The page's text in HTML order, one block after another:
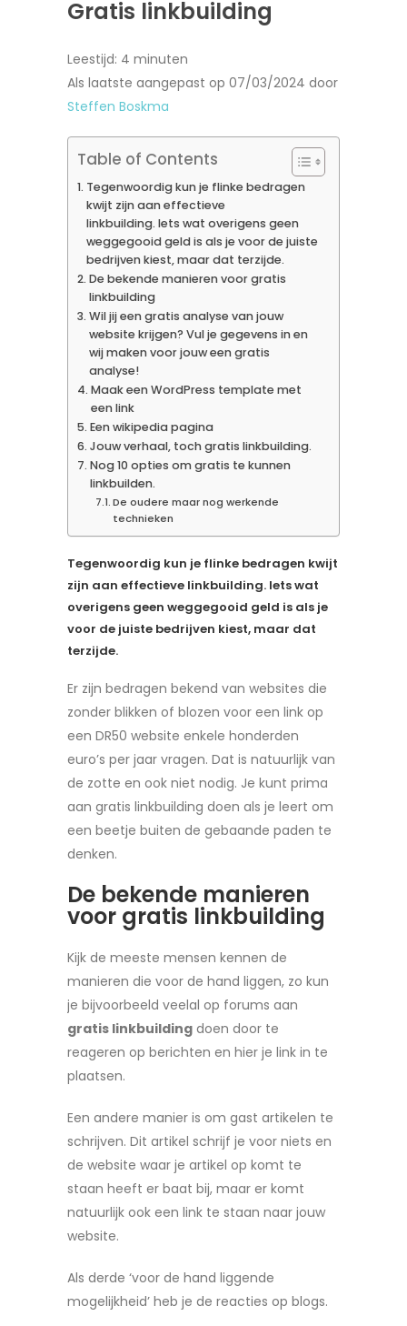
Gratis linkbuilding
Leestijd: 4 minuten
Als laatste aangepast op 07/03/2024 door
Steffen Boskma
Table of Contents
Tegenwoordig kun je flinke bedragen
kwijt zijn aan effectieve
linkbuilding. Iets wat overigens geen
weggegooid geld is als je voor de juiste
bedrijven kiest, maar dat terzijde.
De bekende manieren voor gratis
linkbuilding
Wil jij een gratis analyse van jouw
website krijgen? Vul je gegevens in en
wij maken voor jouw een gratis
analyse!
Maak een WordPress template met
een link
Een wikipedia pagina
Jouw verhaal, toch gratis linkbuilding.
Nog 10 opties om gratis te kunnen
linkbuilden.
De oudere maar nog werkende
technieken
Tegenwoordig kun je flinke bedragen kwijt
zijn aan effectieve linkbuilding. Iets wat
overigens geen weggegooid geld is als je
voor de juiste bedrijven kiest, maar dat
terzijde.
Er zijn bedragen bekend van websites die
zonder blikken of blozen voor een link op
een DR50 website enkele honderden
euro’s per jaar vragen. Dat is natuurlijk van
de zotte en ook niet nodig. Je kunt prima
aan gratis linkbuilding doen als je leert om
een beetje buiten de gebaande paden te
denken.
De bekende manieren
voor gratis linkbuilding
Kijk de meeste mensen kennen de
manieren die voor de hand liggen, zo kun
je bijvoorbeeld veelal op forums aan
gratis linkbuilding doen door te
reageren op berichten en hier je link in te
plaatsen.
Een andere manier is om gast artikelen te
schrijven. Dit artikel schrijf je voor niets en
de website waar je artikel op komt te
staan heeft er baat bij, maar er komt
natuurlijk ook een link te staan naar jouw
website.
Als derde ‘voor de hand liggende
mogelijkheid’ heb je de reacties op blogs.